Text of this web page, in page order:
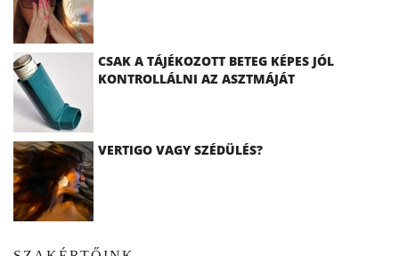
CSAK A TÁJÉKOZOTT BETEG KÉPES JÓL
KONTROLLÁLNI AZ ASZTMÁJÁT
VERTIGO VAGY SZÉDÜLÉS?